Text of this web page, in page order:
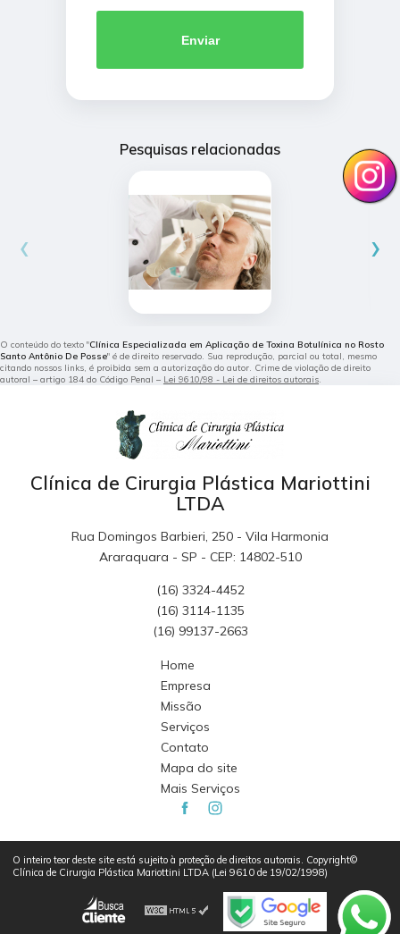
Enviar
Pesquisas relacionadas
‹ ›
O conteúdo do texto "Clínica Especializada em Aplicação de Toxina Botulínica no Rosto
Santo Antônio De Posse" é de direito reservado. Sua reprodução, parcial ou total, mesmo
citando nossos links, é proibida sem a autorização do autor. Crime de violação de direito
autoral – artigo 184 do Código Penal – Lei 9610/98 - Lei de direitos autorais.
Clínica de Cirurgia Plástica Mariottini
LTDA
Rua Domingos Barbieri, 250 - Vila Harmonia
Araraquara - SP - CEP: 14802-510
(16) 3324-4452
(16) 3114-1135
(16) 99137-2663
Home
Empresa
Missão
Serviços
Contato
Mapa do site
Mais Serviços
O inteiro teor deste site está sujeito à proteção de direitos autorais. Copyright©
Clínica de Cirurgia Plástica Mariottini LTDA (Lei 9610 de 19/02/1998)